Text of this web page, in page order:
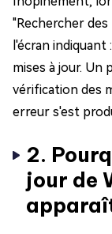
"Rechercher des
l'écran indiquant
mises à jour. Un
vérification des
erreur s'est
2.
jour de